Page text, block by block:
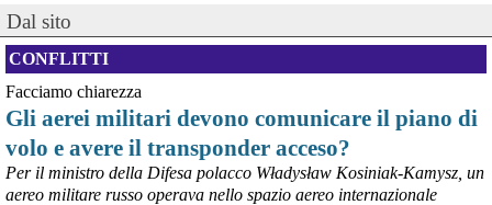
tra cui quello di Marina di Carrara, ha sottolineato la resistenza da
parte delle istituzioni competenti a fornire le informazioni
indispensabili.
#armi #disarmo #pcknews #pace
Dal sito
CONFLITTI
Facciamo chiarezza
Gli aerei militari devono comunicare il piano di
volo e avere il transponder acceso?
Per il ministro della Difesa polacco Władysław Kosiniak-Kamysz, un
aereo militare russo operava nello spazio aereo internazionale